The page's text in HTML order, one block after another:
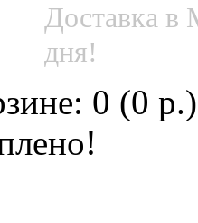
Доставка в
дня!
0 (0 р.)